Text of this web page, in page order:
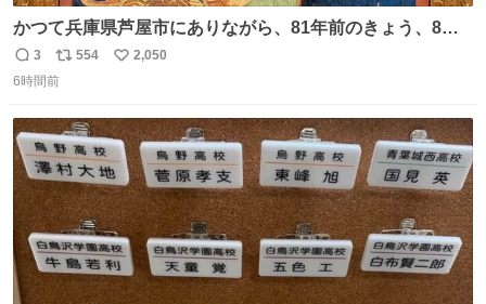
かつて兵庫県芦屋市にありながら、81年前のきょう、8月6
日の阪神大空襲の折に残念ながら焼失した、 #ゴッホ の幻
の「 #ヒマワリ 」。 当館は、東京都にある武者小路実篤記
り陶板で原寸大に再現し、2014年より展示しています。 #
大塚国際美術館
返
信
3
リ
ポ
ト
数
554
い
数
2,050
6時間前